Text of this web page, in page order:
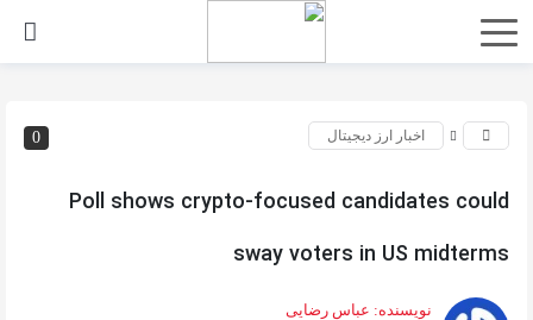
0 اخبار ارز دیجیتال
Poll shows crypto-focused candidates could
sway voters in US midterms
نویسنده: عباس رضایی